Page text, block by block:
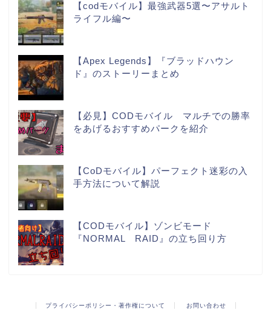
【codモバイル】最強武器5選〜アサルト
ライフル編〜
【Apex Legends】『ブラッドハウン
ド』のストーリーまとめ
【必見】CODモバイル マルチでの勝率
をあげるおすすめパークを紹介
【CoDモバイル】パーフェクト迷彩の入
手方法について解説
【CODモバイル】ゾンビモード
『NORMAL RAID』の立ち回り方
プライバシーポリシー・著作権について お問い合わせ